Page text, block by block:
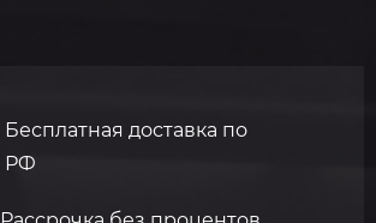
Бесплатная доставка по
РФ